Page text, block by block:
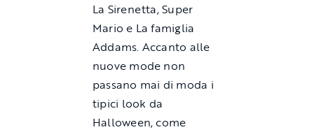
La Sirenetta, Super
Mario e La famiglia
Addams. Accanto alle
nuove mode non
passano mai di moda i
tipici look da
Halloween, come